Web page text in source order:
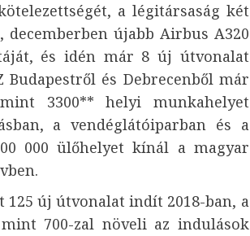
a légitársaság két
újabb Airbus A320
és idén már 8 új útvonalat
és Debrecenből már
3300** helyi munkahelyet
a vendéglátóiparban és a
000 ülőhelyet kínál a magyar
új útvonalat indít 2018-ban, a
700-zal növeli az indulások